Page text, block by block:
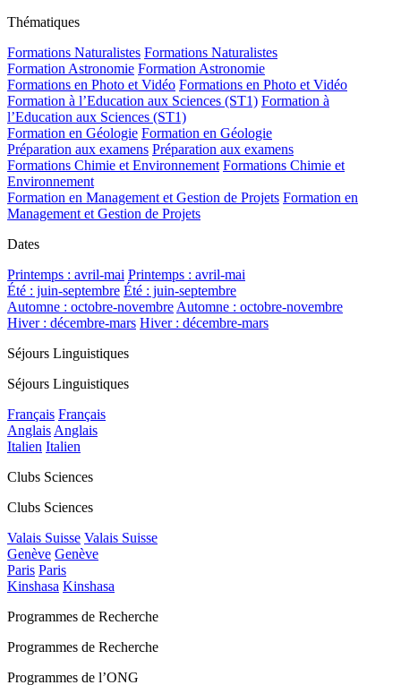
Thématiques
Formations Naturalistes Formations Naturalistes
Formation Astronomie Formation Astronomie
Formations en Photo et Vidéo Formations en Photo et Vidéo
Formation à l’Education aux Sciences (ST1) Formation à
l’Education aux Sciences (ST1)
Formation en Géologie Formation en Géologie
Préparation aux examens Préparation aux examens
Formations Chimie et Environnement Formations Chimie et
Environnement
Formation en Management et Gestion de Projets Formation en
Management et Gestion de Projets
Dates
Printemps : avril-mai Printemps : avril-mai
Été : juin-septembre Été : juin-septembre
Automne : octobre-novembre Automne : octobre-novembre
Hiver : décembre-mars Hiver : décembre-mars
Séjours Linguistiques
Séjours Linguistiques
Français Français
Anglais Anglais
Italien Italien
Clubs Sciences
Clubs Sciences
Valais Suisse Valais Suisse
Genève Genève
Paris Paris
Kinshasa Kinshasa
Programmes de Recherche
Programmes de Recherche
Programmes de l’ONG